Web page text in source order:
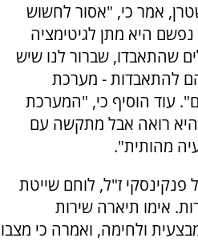
אמר כי, "אסור לחשוש
היא מתן לגיטימציה
שהתאבדו, שברור לנו שיש
להתאבדות - מערכת
עוד הוסיף כי, "המערכת
רואה אבל מתקשה עם
מהותית".
פנקינסקי ז"ל, לוחם שייטת
אימו תיארה שירות
ולחימה, ואמרה כי מצבו